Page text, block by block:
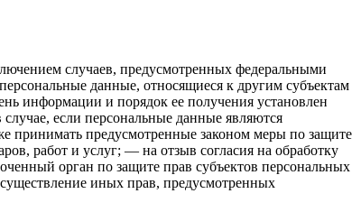
случаев, предусмотренных федеральными
данные, относящиеся к другим субъектам
информации и порядок ее получения установлен
если персональные данные являются
принимать предусмотренные законом меры по защите
работ и услуг; — на отзыв согласия на обработку
орган по защите прав субъектов персональных
иных прав, предусмотренных